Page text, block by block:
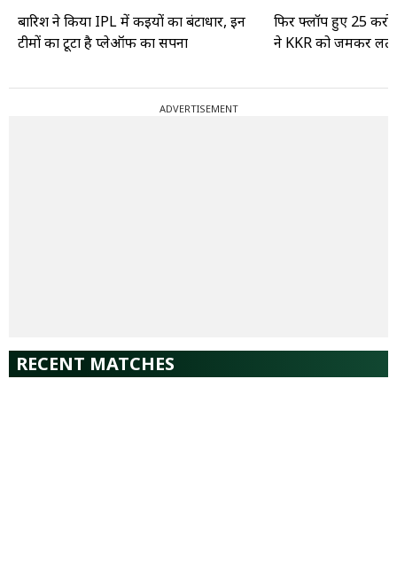
बार‍िश ने किया IPL में कइयों का बंटाधार, इन
टीमों का टूटा है प्लेऑफ का सपना
फिर फ्लॉप हुए 25
ने KKR को जमकर
ADVERTISEMENT
RECENT MATCHES